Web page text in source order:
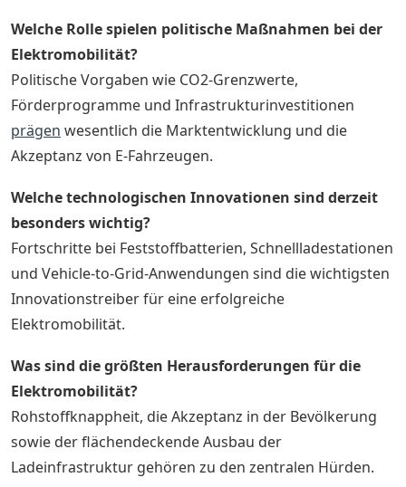
Welche Rolle spielen politische Maßnahmen bei der
Elektromobilität?
Politische Vorgaben wie CO2-Grenzwerte,
Förderprogramme und Infrastrukturinvestitionen
prägen wesentlich die Marktentwicklung und die
Akzeptanz von E-Fahrzeugen.
Welche technologischen Innovationen sind derzeit
besonders wichtig?
Fortschritte bei Feststoffbatterien, Schnellladestationen
und Vehicle-to-Grid-Anwendungen sind die wichtigsten
Innovationstreiber für eine erfolgreiche
Elektromobilität.
Was sind die größten Herausforderungen für die
Elektromobilität?
Rohstoffknappheit, die Akzeptanz in der Bevölkerung
sowie der flächendeckende Ausbau der
Ladeinfrastruktur gehören zu den zentralen Hürden.